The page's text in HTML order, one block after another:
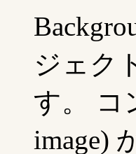
ジェク
す。 コ
image)